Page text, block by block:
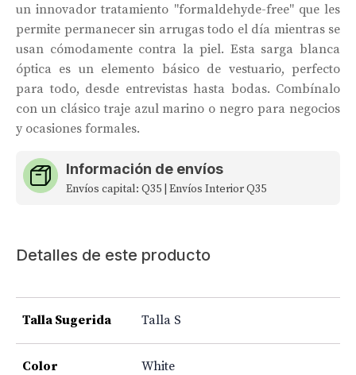
un innovador tratamiento "formaldehyde-free" que les
permite permanecer sin arrugas todo el día mientras se
usan cómodamente contra la piel. Esta sarga blanca
óptica es un elemento básico de vestuario, perfecto
para todo, desde entrevistas hasta bodas. Combínalo
con un clásico traje azul marino o negro para negocios
y ocasiones formales.
Información de envíos
Envíos capital: Q35 | Envíos Interior Q35
Detalles de este producto
Talla Sugerida Talla S
Color White